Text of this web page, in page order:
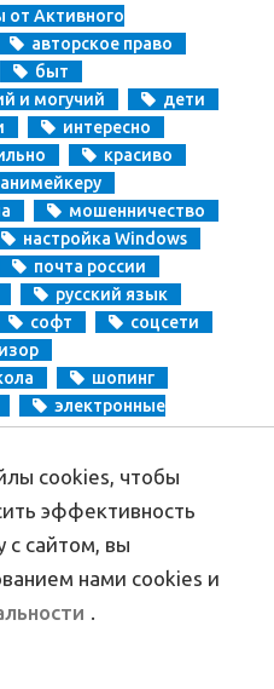
от Активного
авторское право
быт
и могучий
дети
интересно
красиво
мошенничество
настройка Windows
почта россии
русский язык
софт
соцсети
шопинг
электронные
защищены |Обратная связь
cookies, чтобы
эффективность
с сайтом, вы
нами cookies и
.